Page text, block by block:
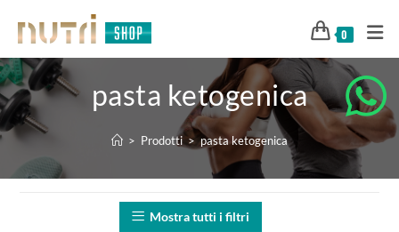
0
pasta ketogenica
> Prodotti > pasta ketogenica
Mostra tutti i filtri